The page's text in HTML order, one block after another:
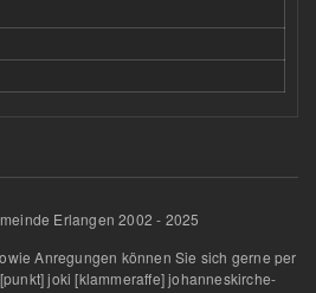
Erlangen 2002 - 2025
Anregungen können Sie sich gerne per
[punkt]joki [klammeraffe]johanneskirche-